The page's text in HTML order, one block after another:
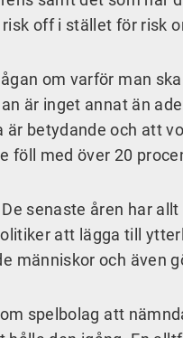
off i stället för risk
om varför man
är inget annat än
betydande och att
föll med över 20
senaste åren har
att lägga till
människor och även
spelbolag att